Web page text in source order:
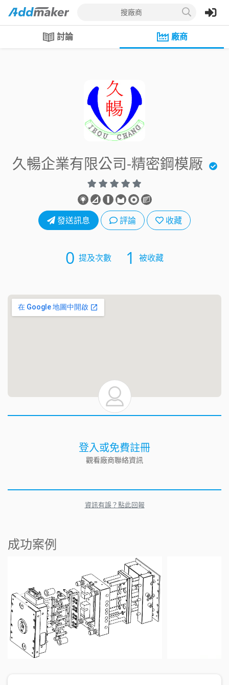
搜廠商
討論 廠商
久暢企業有限公司-精密鋼模厰
發送訊息 評論 收藏
0 提及次數 1 被收藏
登入或免費註冊
觀看廠商聯絡資訊
資訊有誤？點此回報
成功案例